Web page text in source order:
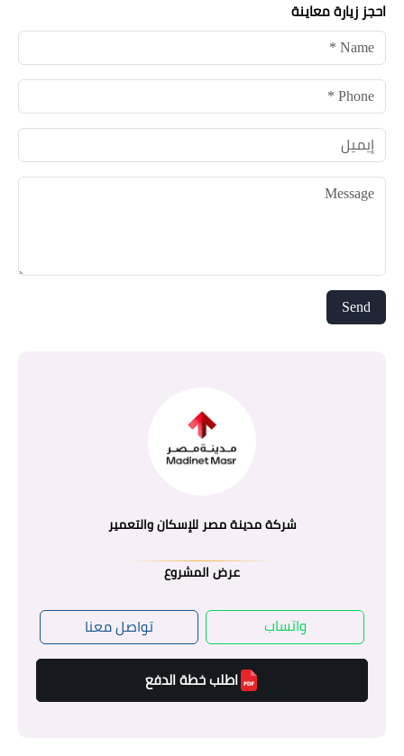
احجز زيارة معاينة
شركة مدينة مصر للإسكان والتعمير
عرض المشروع
واتساب تواصل معنا
اطلب خطة الدفع